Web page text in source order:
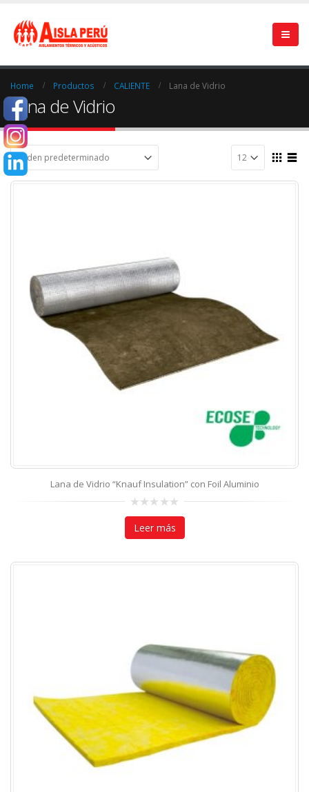
Home Productos CALIENTE Lana de Vidrio
Lana de Vidrio
Lana de Vidrio “Knauf Insulation” con Foil Aluminio
0
out
5
Leer más